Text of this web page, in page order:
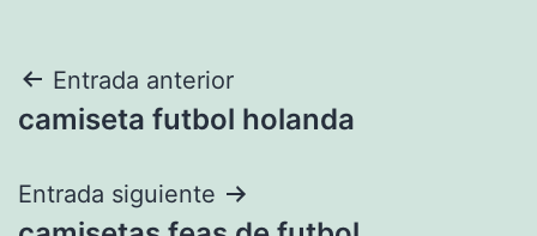
Navegación
de
entradas
Entrada anterior
camiseta futbol holanda
Entrada siguiente